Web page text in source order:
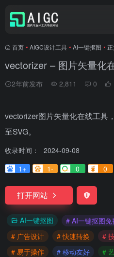
首页 • AIGC设计工具 • AI一键抠图 •
vectorizer – 图片矢量化
2年前发布 2,811 0
vectorizer图片矢量化在线工具
至SVG。
收录时间：
2024-09-08
1+
1- 0 0
打开网站
AI一键抠图 # AI一键抠图免
# 广告设计
# 快速转换 #
# 易于操作
# 移动友好 #